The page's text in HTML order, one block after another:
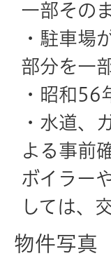
一部その
・駐車場
部分を一
・昭和56
・水道、
よる事前
ボイラー
しては、
物件写真